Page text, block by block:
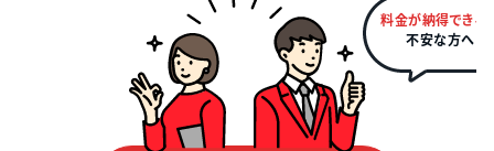
料金が納得できる
不安な方へ